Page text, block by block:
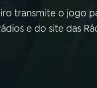
transmite o jogo
e do site das